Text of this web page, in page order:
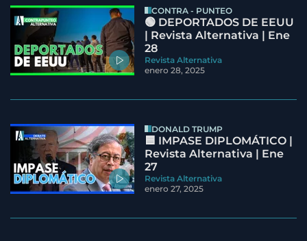
CONTRA - PUNTEO
🟢 DEPORTADOS DE EEUU
| Revista Alternativa | Ene
28
Revista Alternativa
enero 28, 2025
DONALD TRUMP
🟦 IMPASE DIPLOMÁTICO |
Revista Alternativa | Ene
27
Revista Alternativa
enero 27, 2025